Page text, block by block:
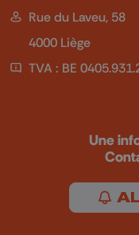
Rue du Laveu, 58
4000 Liège
TVA : BE
Une